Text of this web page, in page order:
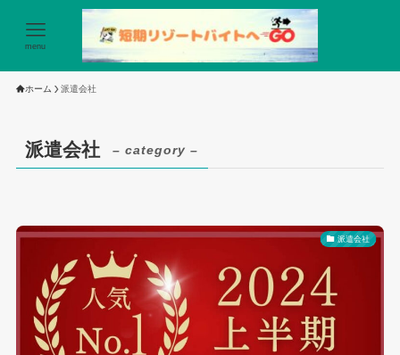
menu
ホーム 派遣会社
派遣会社 – category –
派遣会社